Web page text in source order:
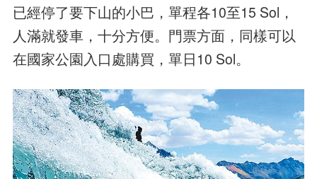
已經停了要下山的小巴，單程各10至15 Sol，
人滿就發車，十分方便。門票方面，同樣可以
在國家公園入口處購買，單日10 Sol。